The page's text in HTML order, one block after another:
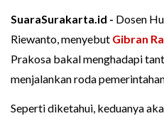
SuaraSurakarta.id - Dosen
Riewanto, menyebut Gibran
Prakosa bakal menghadapi
menjalankan roda
Seperti diketahui, keduanya